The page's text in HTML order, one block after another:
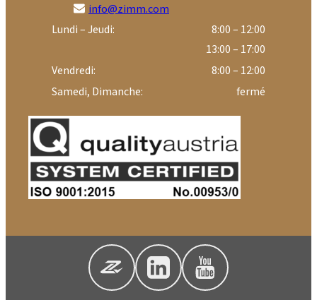
info@zimm.com
Lundi – Jeudi:
8:00 – 12:00
13:00 – 17:00
Vendredi:
8:00 – 12:00
Samedi, Dimanche:
fermé